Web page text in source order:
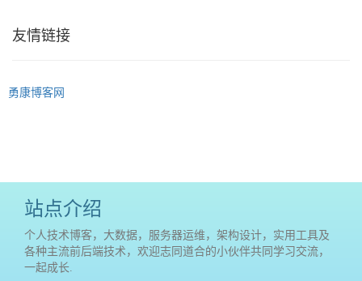
友情链接
勇康博客网
站点介绍
个人技术博客，大数据，服务器运维，架构设计，实用工具及
各种主流前后端技术，欢迎志同道合的小伙伴共同学习交流，
一起成长.